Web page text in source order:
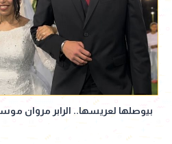
بيوصلها لعريسها.. الرابر مروان